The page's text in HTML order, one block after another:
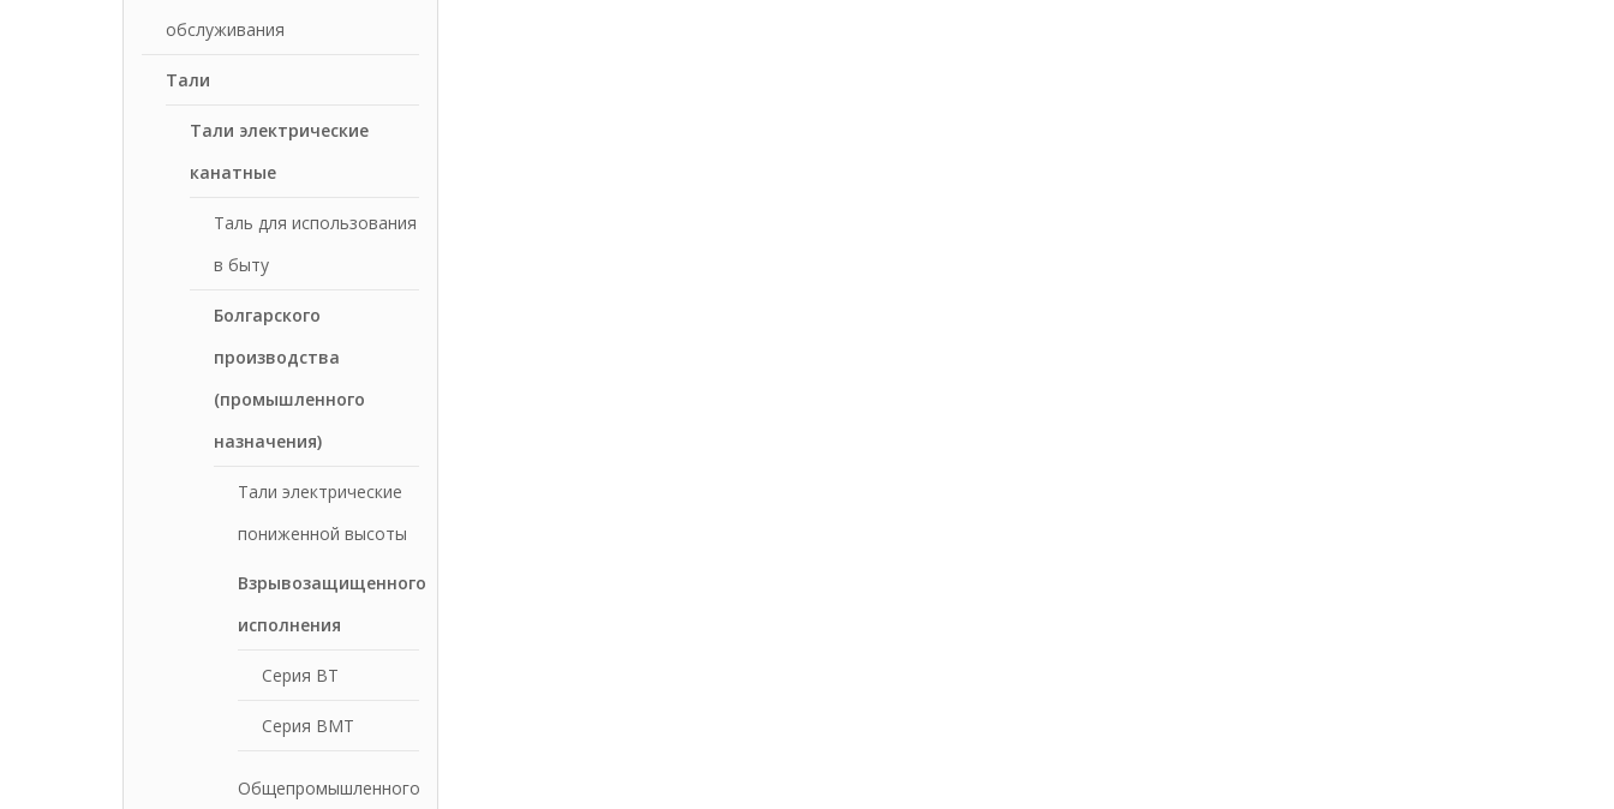
обслуживания
Тали
Тали электрические
канатные
Таль для использования
в быту
Болгарского
производства
(промышленного
назначения)
Тали электрические
пониженной высоты
Взрывозащищенного
исполнения
Серия ВТ
Серия BMT
Общепромышленного